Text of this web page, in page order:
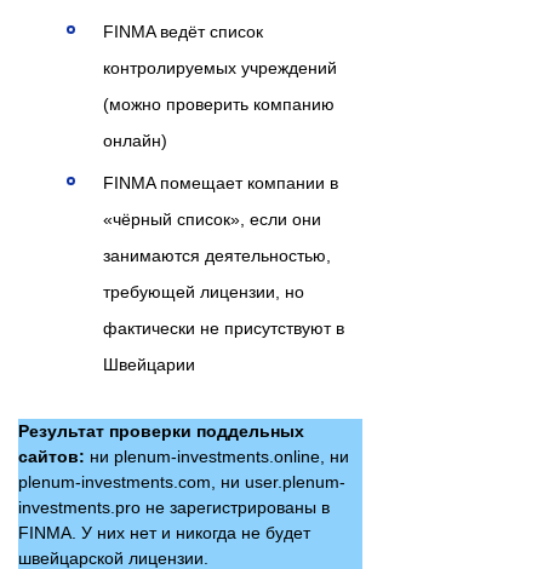
FINMA ведёт список
контролируемых учреждений
(можно проверить компанию
онлайн)
FINMA помещает компании в
«чёрный список», если они
занимаются деятельностью,
требующей лицензии, но
фактически не присутствуют в
Швейцарии
Результат проверки поддельных
сайтов: ни plenum-investments.online, ни
plenum-investments.com, ни user.plenum-
investments.pro не зарегистрированы в
FINMA. У них нет и никогда не будет
швейцарской лицензии.